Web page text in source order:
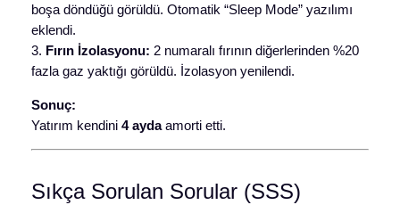
boşa döndüğü görüldü. Otomatik “Sleep Mode” yazılımı
eklendi.
3. Fırın İzolasyonu: 2 numaralı fırının diğerlerinden %20
fazla gaz yaktığı görüldü. İzolasyon yenilendi.
Sonuç:
Yatırım kendini 4 aydaamorti etti.
Sıkça Sorulan Sorular (SSS)